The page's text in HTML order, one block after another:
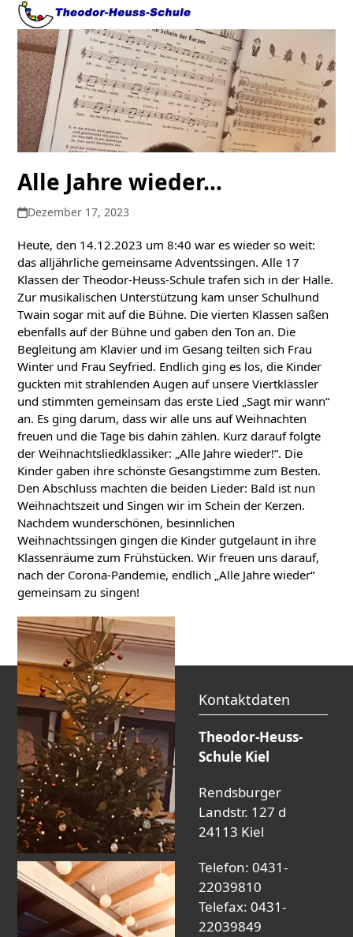
Skip
content
Open
mobile
menu
Close
mobile
menu
Alle Jahre wieder…
Dezember 17, 2023
Heute, den 14.12.2023 um 8:40 war es wieder so weit:
das alljährliche gemeinsame Adventssingen. Alle 17
Klassen der Theodor-Heuss-Schule trafen sich in der Halle.
Zur musikalischen Unterstützung kam unser Schulhund
Twain sogar mit auf die Bühne. Die vierten Klassen saßen
ebenfalls auf der Bühne und gaben den Ton an. Die
Begleitung am Klavier und im Gesang teilten sich Frau
Winter und Frau Seyfried. Endlich ging es los, die Kinder
guckten mit strahlenden Augen auf unsere Viertklässler
und stimmten gemeinsam das erste Lied „Sagt mir wann“
an. Es ging darum, dass wir alle uns auf Weihnachten
freuen und die Tage bis dahin zählen. Kurz darauf folgte
der Weihnachtsliedklassiker: „Alle Jahre wieder!“. Die
Kinder gaben ihre schönste Gesangstimme zum Besten.
Den Abschluss machten die beiden Lieder: Bald ist nun
Weihnachtszeit und Singen wir im Schein der Kerzen.
Nachdem wunderschönen, besinnlichen
Weihnachtssingen gingen die Kinder gutgelaunt in ihre
Klassenräume zum Frühstücken. Wir freuen uns darauf,
nach der Corona-Pandemie, endlich „Alle Jahre wieder“
gemeinsam zu singen!
Kontaktdaten
Theodor-Heuss-
Schule Kiel
Rendsburger
Landstr. 127 d
24113 Kiel
Telefon: 0431-
22039810
Telefax: 0431-
22039849